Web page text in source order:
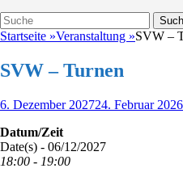
Suche
Suche
nach:
Startseite »Veranstaltung »SVW –
SVW – Turnen
Veröffentlicht
6. Dezember 202724. Februar 2026
Datum/Zeit
Date(s) - 06/12/2027
18:00 - 19:00